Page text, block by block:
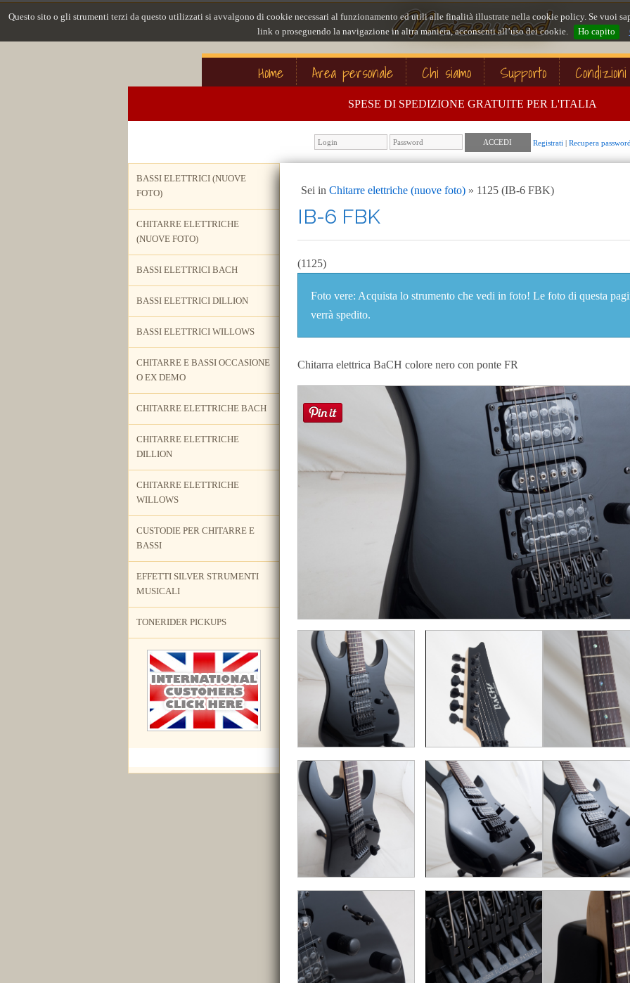
Questo sito o gli strumenti terzi da questo utilizzati si avvalgono di cookie necessari al funzionamento ed utili alle finalità illustrate nella cookie policy. Se vuoi
link o proseguendo la navigazione in altra maniera, acconsenti all’uso dei cookie.
Ho capito
Home Area personale Chi siamo Supporto
SPESE DI SPEDIZIONE GRATUITE PER L'ITALIA
Registrati | Recupera
BASSI ELETTRICI (NUOVE
FOTO)
CHITARRE ELETTRICHE
(NUOVE FOTO)
BASSI ELETTRICI BACH
BASSI ELETTRICI DILLION
BASSI ELETTRICI WILLOWS
CHITARRE E BASSI OCCASIONE
O EX DEMO
CHITARRE ELETTRICHE BACH
CHITARRE ELETTRICHE
DILLION
CHITARRE ELETTRICHE
WILLOWS
CUSTODIE PER CHITARRE E
BASSI
EFFETTI SILVER STRUMENTI
MUSICALI
TONERIDER PICKUPS
Sei in Chitarre elettriche (nuove foto) » 1125 (IB-6 FBK)
IB-6 FBK
(1125)
Foto vere: Acquista lo strumento che vedi in foto! Le foto di questa
verrà spedito.
Chitarra elettrica BaCH colore nero con ponte FR